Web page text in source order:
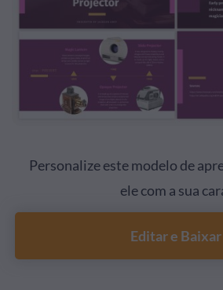
Personalize este modelo de
ele com a sua
Editar e Baixar